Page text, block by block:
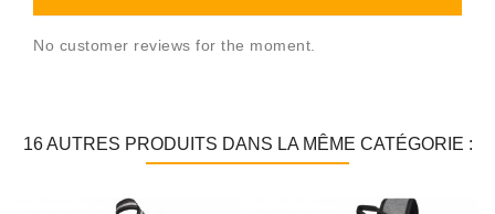
No customer reviews for the moment.
16 AUTRES PRODUITS DANS LA MÊME CATÉGORIE :